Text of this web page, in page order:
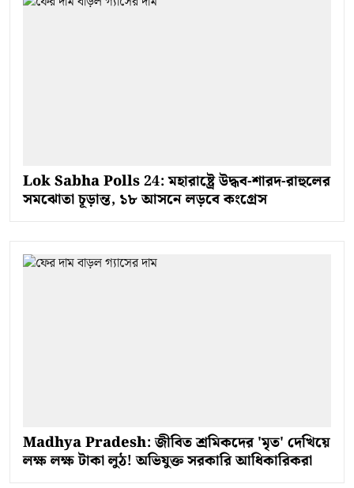
Lok Sabha Polls 24: মহারাষ্ট্রে উদ্ধব-শারদ-রাহুলের
সমঝোতা চূড়ান্ত, ১৮ আসনে লড়বে কংগ্রেস
Madhya Pradesh: জীবিত শ্রমিকদের 'মৃত' দেখিয়ে
লক্ষ লক্ষ টাকা লুঠ! অভিযুক্ত সরকারি আধিকারিকরা